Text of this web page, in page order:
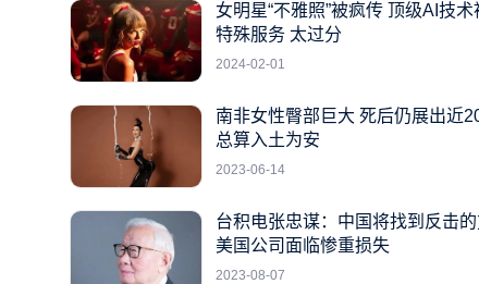
女明星“不雅照”被疯传 顶级AI技
特殊服务 太过分
2024-02-01
南非女性臀部巨大 死后仍展出近
总算入土为安
2023-06-14
台积电张忠谋：中国将找到反击
美国公司面临惨重损失
2023-08-07